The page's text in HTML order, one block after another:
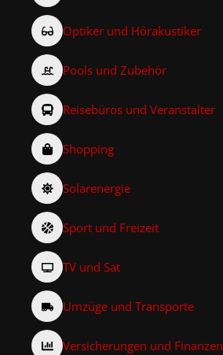
Optiker und Hörakustiker
Pools und Zubehör
Reisebüros und Veranstalter
Shopping
Solarenergie
Sport und Freizeit
TV und Sat
Umzüge und Transporte
Versicherungen und Finanzen